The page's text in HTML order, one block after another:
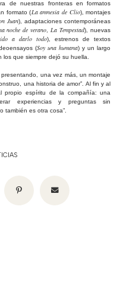
de nuestras fronteras en formatos
formato (La amnesia de Clío), montajes
Juan), adaptaciones contemporáneas
noche de verano ,La Tempestad), nuevas
a darlo todo), estrenos de textos
(Soy una humana) y un largo
que siempre dejó su huella.
una vez más, un montaje
una historia de amor”. Al fin y al
propio espíritu de la compañía: una
experiencias y preguntas sin
también es otra cosa”.